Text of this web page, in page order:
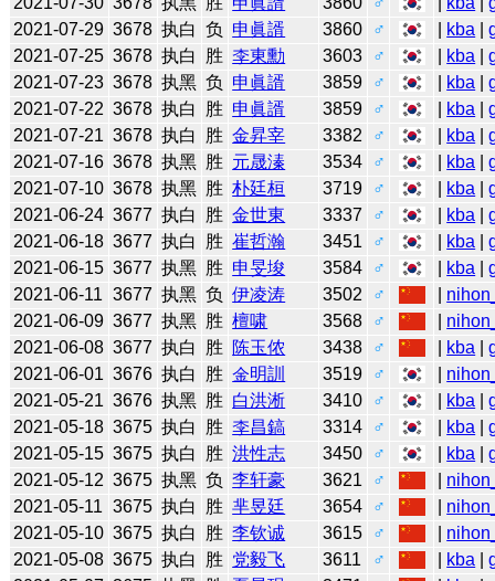
2021-07-29 3678 执白 负 申眞諝 3860 ♂ kba |
2021-07-25 3678 执白 胜 李東勳 3603 ♂ kba |
2021-07-23 3678 执黑 负 申眞諝 3859 ♂ kba |
2021-07-22 3678 执白 胜 申眞諝 3859 ♂ kba |
2021-07-21 3678 执白 胜 金昇宰 3382 ♂ kba |
2021-07-16 3678 执黑 胜 元晟溱 3534 ♂ kba |
2021-07-10 3678 执黑 胜 朴廷桓 3719 ♂ kba |
2021-06-24 3677 执白 胜 金世東 3337 ♂ kba |
2021-06-18 3677 执白 胜 崔哲瀚 3451 ♂ kba |
2021-06-15 3677 执黑 胜 申旻埈 3584 ♂ kba |
2021-06-11 3677 执黑 负 伊凌涛 3502 ♂
2021-06-09 3677 执黑 胜 檀啸 3568 ♂
2021-06-08 3677 执白 胜 陈玉侬 3438 ♂ kba |
2021-06-01 3676 执白 胜 金明訓 3519 ♂
2021-05-21 3676 执黑 胜 白洪淅 3410 ♂ kba |
2021-05-18 3675 执白 胜 李昌鎬 3314 ♂ kba |
2021-05-15 3675 执白 胜 洪性志 3450 ♂ kba |
2021-05-12 3675 执黑 负 李轩豪 3621 ♂
2021-05-11 3675 执白 胜 芈昱廷 3654 ♂
2021-05-10 3675 执白 胜 李钦诚 3615 ♂
2021-05-08 3675 执白 胜 党毅飞 3611 ♂ kba |